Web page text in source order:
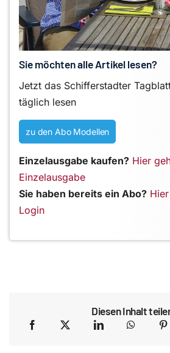
Sie möchten alle Artikel lesen?
Jetzt das Schifferstadter
täglich lesen
zu den Abo Modellen
Einzelausgabe kaufen? Hier
Einzelausgabe
Sie haben bereits ein Abo?
Login
Diesen Inhalt